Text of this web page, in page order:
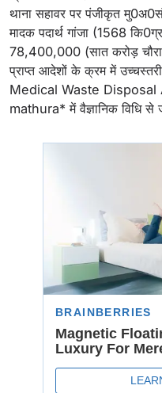
थाना सहावर पर पंजीकृत
मादक पदार्थ गांजा (1568
78,400,000 (सात करोड़
प्राप्त आदेशों के क्रम में
Medical Waste Disposal
mathura* में वैज्ञानिक विधि से